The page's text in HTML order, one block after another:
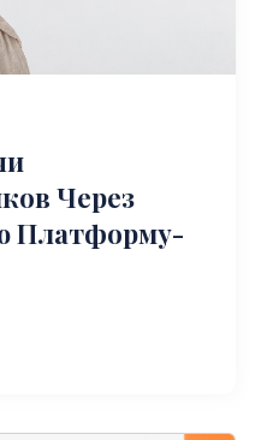
Через
Платформу-